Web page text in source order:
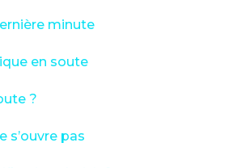
minute
en soute
?
s’ouvre pas